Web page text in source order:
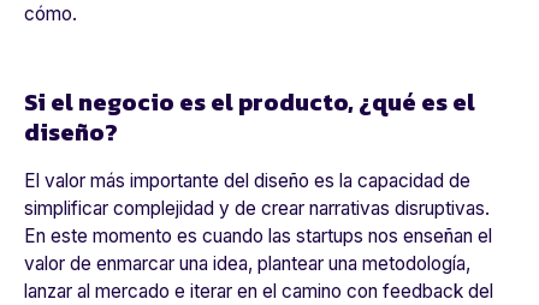
cómo.
Si el negocio es el producto, ¿qué es el
diseño?
El valor más importante del diseño es la capacidad de
simplificar complejidad y de crear narrativas disruptivas.
En este momento es cuando las startups nos enseñan el
valor de enmarcar una idea, plantear una metodología,
lanzar al mercado e iterar en el camino con feedback del